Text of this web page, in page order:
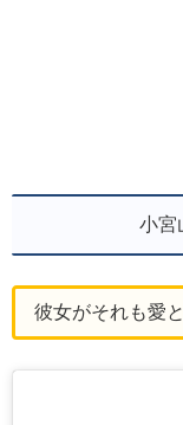
小宮
彼女がそれも愛